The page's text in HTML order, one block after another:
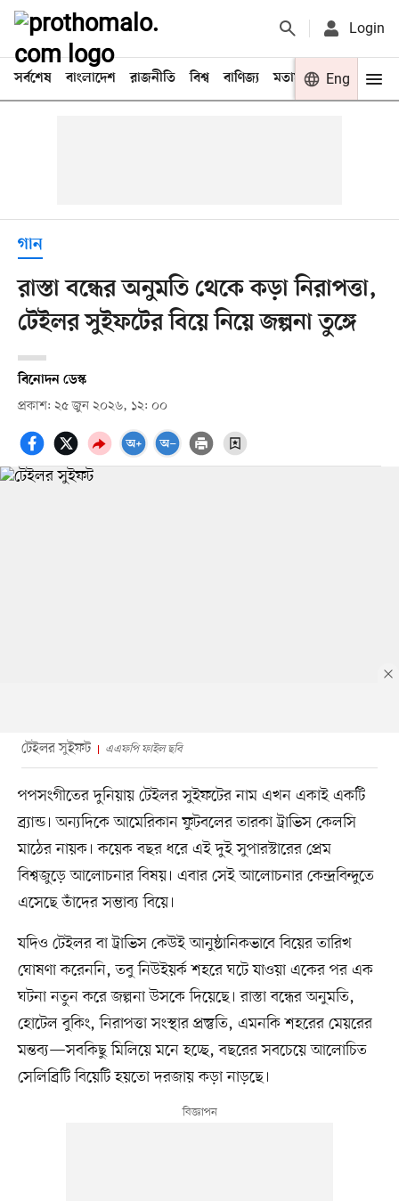
Login
সর্বশেষ বাংলাদেশ রাজনীতি বিশ্ব বাণিজ্য মতামত খেলা
Eng
গান
রাস্তা বন্ধের অনুমতি থেকে কড়া নিরাপত্তা,
টেইলর সুইফটের বিয়ে নিয়ে জল্পনা তুঙ্গে
বিনোদন ডেস্ক
প্রকাশ: ২৫ জুন ২০২৬, ১২: ০০
টেইলর সুইফট এএফপি ফাইল ছবি
পপসংগীতের দুনিয়ায় টেইলর সুইফটের নাম এখন একাই একটি
ব্র্যান্ড। অন্যদিকে আমেরিকান ফুটবলের তারকা ট্রাভিস কেলসি
মাঠের নায়ক। কয়েক বছর ধরে এই দুই সুপারস্টারের প্রেম
বিশ্বজুড়ে আলোচনার বিষয়। এবার সেই আলোচনার কেন্দ্রবিন্দুতে
এসেছে তাঁদের সম্ভাব্য বিয়ে।
যদিও টেইলর বা ট্রাভিস কেউই আনুষ্ঠানিকভাবে বিয়ের তারিখ
ঘোষণা করেননি, তবু নিউইয়র্ক শহরে ঘটে যাওয়া একের পর এক
ঘটনা নতুন করে জল্পনা উসকে দিয়েছে। রাস্তা বন্ধের অনুমতি,
হোটেল বুকিং, নিরাপত্তা সংস্থার প্রস্তুতি, এমনকি শহরের মেয়রের
মন্তব্য—সবকিছু মিলিয়ে মনে হচ্ছে, বছরের সবচেয়ে আলোচিত
সেলিব্রিটি বিয়েটি হয়তো দরজায় কড়া নাড়ছে।